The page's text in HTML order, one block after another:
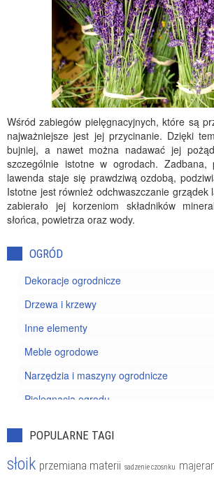
Wśród zabiegów pielęgnacyjnych, które są
najważniejsze jest jej przycinanie. Dzięki
bujniej, a nawet można nadawać jej
szczególnie istotne w ogrodach. Zadbana,
lawenda staje się prawdziwą ozdobą,
Istotne jest również odchwaszczanie grządek
zabierało jej korzeniom składników
słońca, powietrza oraz wody.
OGRÓD
Dekoracje ogrodnicze
Drzewa i krzewy
Inne elementy
Meble ogrodowe
Narzędzia i maszyny ogrodnicze
Pielęgnacja ogrodu
Szkodniki i chwasty
POPULARNE TAGI
słoik przemiana materii sadzenie czosnku